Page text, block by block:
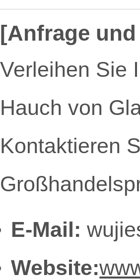
[Anfrage
Verleihen Sie
Hauch von
Kontaktieren
E-Mail:
Website: